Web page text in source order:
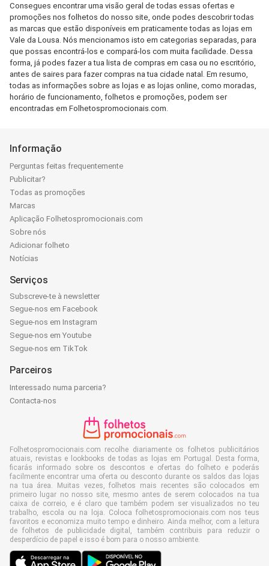
Consegues encontrar uma visão geral de todas essas ofertas e
promoções nos folhetos do nosso site, onde podes descobrir todas
as marcas que estão disponíveis em praticamente todas as lojas em
Vale da Lousa. Nós mencionamos isto em categorias separadas, para
que possas encontrá-los e compará-los com muita facilidade. Dessa
forma, já podes fazer a tua lista de compras em casa ou no escritório,
antes de saires para fazer compras na tua cidade natal. Em resumo,
todas as informações sobre as lojas e as lojas online, como moradas,
horário de funcionamento, folhetos e promoções, podem ser
encontradas em Folhetospromocionais.com.
Informação
Perguntas feitas frequentemente
Publicitar?
Todas as promoções
Marcas
Aplicação Folhetospromocionais.com
Sobre nós
Adicionar folheto
Notícias
Serviços
Subscreve-te à newsletter
Segue-nos em Facebook
Segue-nos em Instagram
Segue-nos em Youtube
Segue-nos em TikTok
Parceiros
Interessado numa parceria?
Contacta-nos
Folhetospromocionais.com recolhe diariamente os folhetos publicitários
atuais, revistas e lookbooks de todas as lojas em Portugal. Desta forma,
ficarás informado sobre os descontos e ofertas do folheto e poderás
facilmente encontrar uma oferta ou desconto durante os saldos das lojas
na tua área. Muitas vezes, folhetos mais recentes são colocados em
primeiro lugar no nosso site, mesmo antes de serem colocados na tua
caixa de correio, e é claro que também podem ser visualizados no teu
trabalho, escola ou na loja. Coloca folhetospromocionais.com nos teus
favoritos e economiza muito tempo e dinheiro. Ainda melhor, com a leitura
de folhetos de publicidade digital, também contribuis para reduzir o
desperdício de papel e isso é bom para o nosso ambiente.